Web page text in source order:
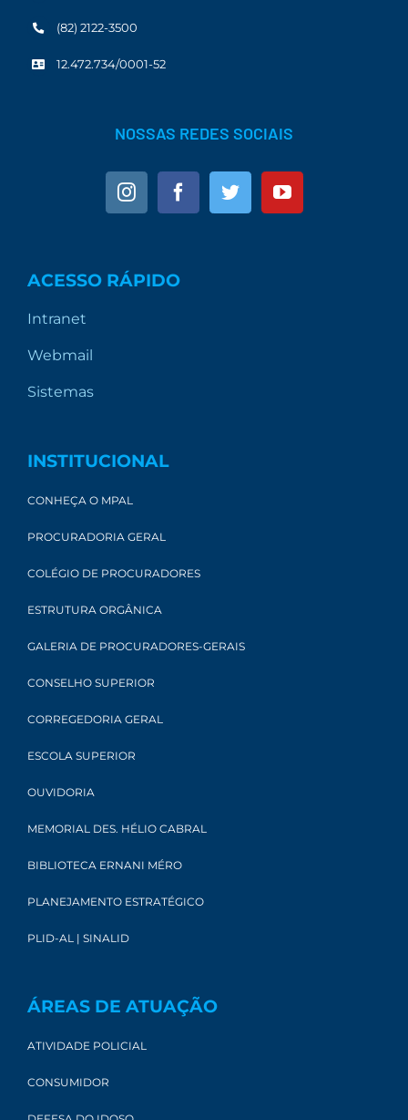
(82) 2122-3500
12.472.734/0001-52
NOSSAS REDES SOCIAIS
ACESSO RÁPIDO
Intranet
Webmail
Sistemas
INSTITUCIONAL
CONHEÇA O MPAL
PROCURADORIA GERAL
COLÉGIO DE PROCURADORES
ESTRUTURA ORGÂNICA
GALERIA DE PROCURADORES-GERAIS
CONSELHO SUPERIOR
CORREGEDORIA GERAL
ESCOLA SUPERIOR
OUVIDORIA
MEMORIAL DES. HÉLIO CABRAL
BIBLIOTECA ERNANI MÉRO
PLANEJAMENTO ESTRATÉGICO
PLID-AL | SINALID
ÁREAS DE ATUAÇÃO
ATIVIDADE POLICIAL
CONSUMIDOR